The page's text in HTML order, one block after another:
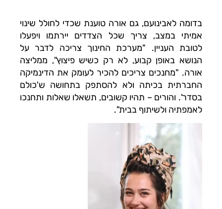
בדומה לאבינועם, גם אורה טוענת שכדי לחולל שינוי
אמיתי במצב, צריך שכל הצדדים יירתמו ויפעלו
לטובת העניין. "מערכת החינוך צריכה לדבר על
הנושא באופן קבוע, לא רק כשיש פיצוץ", ממליצה
אורה. "מחנכים צריכים להכיר לעומק את הדינמיקה
החברתית בכיתה ולא להסתפק בתחושה ש'כולם
בסדר'. והורים – תהיו קשובים, תשאלו שאלות ותחנכו
לאמפתיה ולשיתוף בבית".